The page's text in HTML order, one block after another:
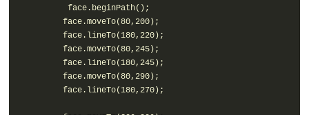
face.beginPath();
face.moveTo(80,200);
face.lineTo(180,220);
face.moveTo(80,245);
face.lineTo(180,245);
face.moveTo(80,290);
face.lineTo(180,270);